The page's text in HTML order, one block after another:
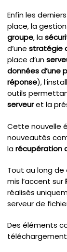
Enfin les
place, la
groupe, la
d’une stratégie
place d’un
données d’une
réponse),
outils
serveuret la
Cette nouvelle
nouveautés
larécupération
Tout au long de
mis l’accent sur
réalisés
serveur de
Des éléments